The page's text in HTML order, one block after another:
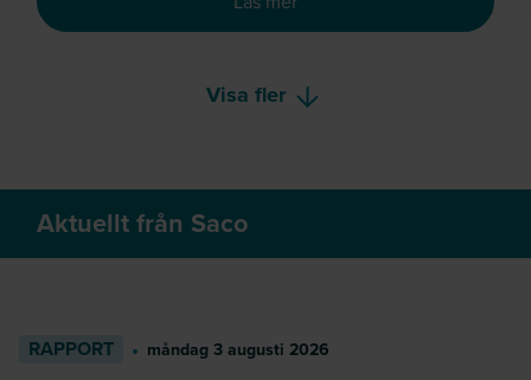
Visa fler
Aktuellt från Saco
RAPPORT måndag 3 augusti 2026